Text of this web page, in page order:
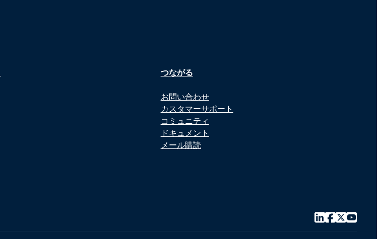
つながる
お問い合わせ
カスタマーサポート
コミュニティ
ドキュメント
メール購読